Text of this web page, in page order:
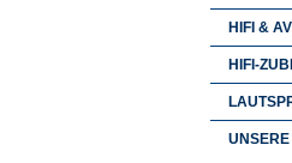
HIFI & AV
HIFI-
UNSERE